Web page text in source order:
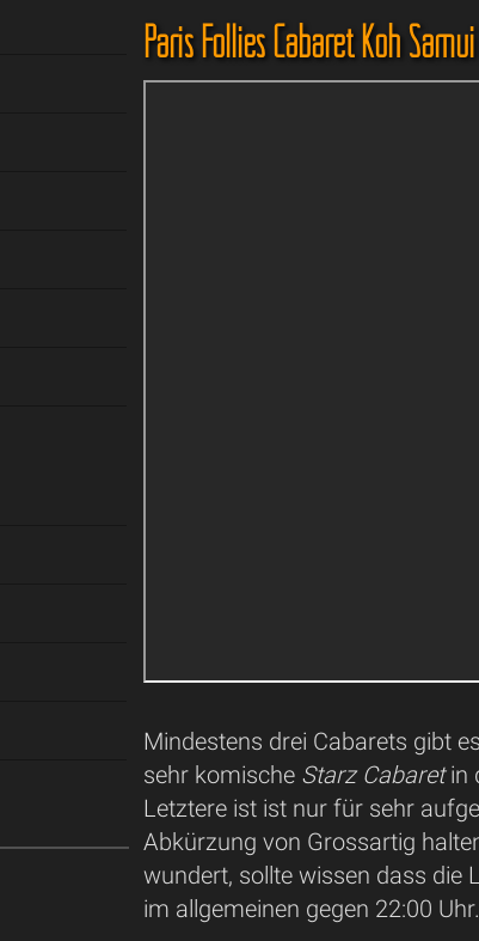
Paris Follies Cabaret Koh Samui
Mindestens drei Cabarets gibt
sehr komische Starz Cabaretin
Letztere ist ist nur für sehr
Abkürzung von Grossartig
wundert, sollte wissen dass die
im allgemeinen gegen 22:00 Uhr.